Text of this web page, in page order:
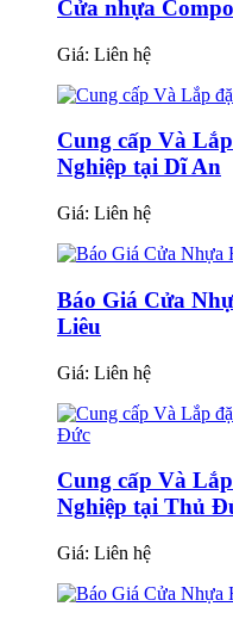
Cửa nhựa
Giá: Liên hệ
Cung cấp Và
Nghiệp tại Dĩ An
Giá: Liên hệ
Báo Giá Cửa
Liêu
Giá: Liên hệ
Cung cấp Và
Nghiệp tại Thủ
Giá: Liên hệ